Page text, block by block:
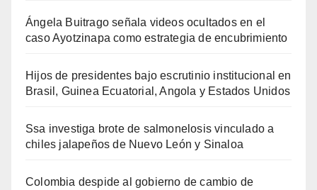
Ángela Buitrago señala videos ocultados en el
caso Ayotzinapa como estrategia de encubrimiento
Hijos de presidentes bajo escrutinio institucional en
Brasil, Guinea Ecuatorial, Angola y Estados Unidos
Ssa investiga brote de salmonelosis vinculado a
chiles jalapeños de Nuevo León y Sinaloa
Colombia despide al gobierno de cambio de